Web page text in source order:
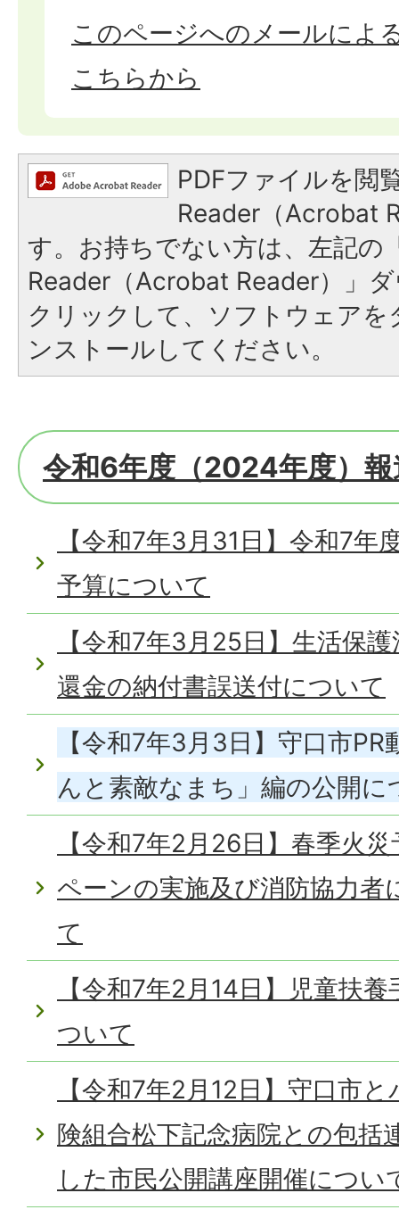
このページへのメールによ
こちらから
PDFファイルを閲
Reader（Acrobat
す。お持ちでない方は、左記の
Reader（Acrobat Reader）」
クリックして、ソフトウェア
ンストールしてください。
令和6年度（2024年度）報
【令和7年3月31日】令和7年
予算について
【令和7年3月25日】生活保
還金の納付書誤送付について
【令和7年3月3日】守口市
んと素敵なまち」編の公開に
【令和7年2月26日】春季火
ペーンの実施及び消防協力者
て
【令和7年2月14日】児童扶
ついて
【令和7年2月12日】守口市
険組合松下記念病院との包括
した市民公開講座開催につい